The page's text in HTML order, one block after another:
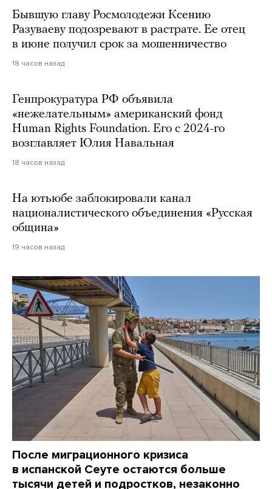
Бывшую главу Росмолодежи Ксению
Разуваеву подозревают в растрате. Ее отец
в июне получил срок за мошенничество
18 часов назад
Генпрокуратура РФ объявила
«нежелательным» американский фонд
Human Rights Foundation. Его с 2024-го
возглавляет Юлия Навальная
18 часов назад
На ютьюбе заблокировали канал
националистического объединения «Русская
община»
19 часов назад
После миграционного кризиса
в испанской Сеуте остаются больше
тысячи детей и подростков, незаконно